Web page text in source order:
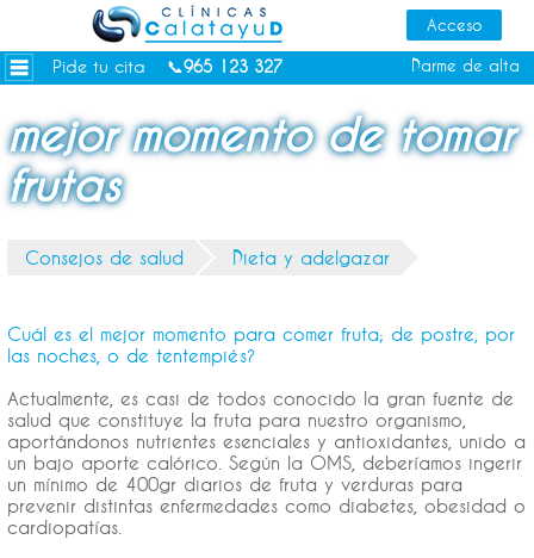
Pide tu cita 📞965 123 327 Darme de alta
Dietas personalizadas
Tratamientos Corporales
Depilación Láser Alicante
Contacto
Consejos de salud
mejor momento de tomar
frutas
Consejos de salud Dieta y adelgazar
Cuál es el mejor momento para comer fruta; de postre, por
las noches, o de tentempiés?
Actualmente, es casi de todos conocido la gran fuente de
salud que constituye la fruta para nuestro organismo,
aportándonos nutrientes esenciales y antioxidantes, unido a
un bajo aporte calórico. Según la OMS, deberíamos ingerir
un mínimo de 400gr diarios de fruta y verduras para
prevenir distintas enfermedades como diabetes, obesidad o
cardiopatías.